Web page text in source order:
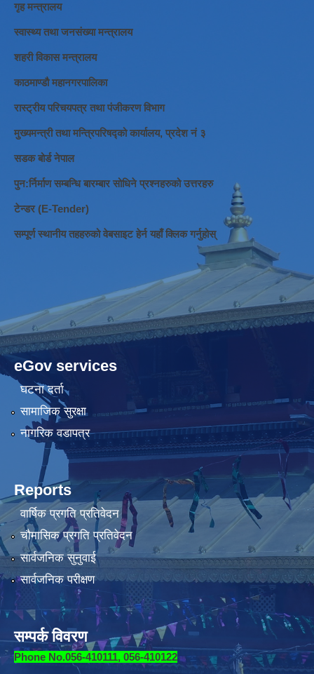
गृह मन्त्रालय
स्वास्थ्य तथा जनसंख्या मन्त्रालय
शहरी विकास मन्त्रालय
काठमाण्डौ महानगरपालिका
रास्ट्रीय परिचयपत्र तथा पंजीकरण विभाग
मुख्यमन्त्री तथा मन्त्रिपरिषद्को कार्यालय, प्रदेश नं ३
सडक बोर्ड नेपाल
पुन:र्निर्माण सम्बन्धि बारम्बार सोधिने प्रश्नहरुको उत्तरहरु
टेन्डर (E-Tender)
सम्पूर्ण स्थानीय तहहरुको वेबसाइट हेर्न यहाँ क्लिक गर्नुहोस्
eGov services
घटना दर्ता
सामाजिक सुरक्षा
नागरिक वडापत्र
Reports
वार्षिक प्रगति प्रतिवेदन
चौमासिक प्रगति प्रतिवेदन
सार्वजनिक सुनुवाई
सार्वजनिक परीक्षण
सम्पर्क विवरण
Phone No.056-410111, 056-410122